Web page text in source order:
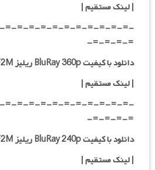
| لینک مستقیم|
=-=-=-=-=-=-=-=-=-=-=-
=-=-=-=-
دانلود با کیفیت BluRay 360p ریلیز F2M
| لینک مستقیم|
=-=-=-=-=-=-=-=-=-=-=-
=-=-=-=-
دانلود با کیفیت BluRay 240p ریلیز F2M
| لینک مستقیم|